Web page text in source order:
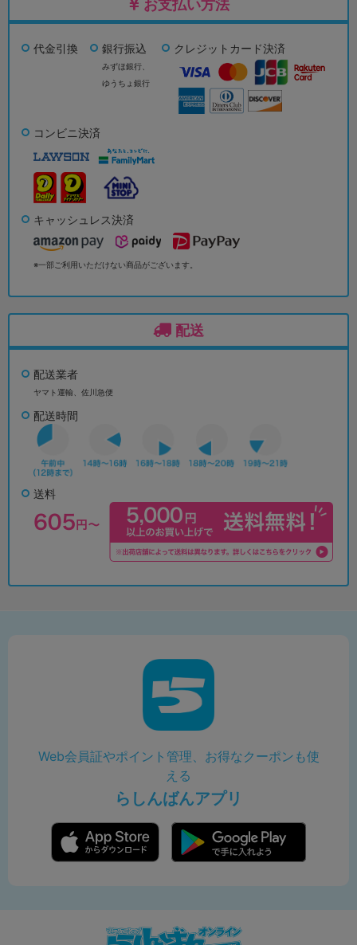
お支払い方法
代金引換 銀行振込
みずほ銀行、
ゆうちょ銀行
クレジットカード決済
コンビニ決済
キャッシュレス決済
※一部ご利用いただけない商品がございます。
配送
配送業者
ヤマト運輸、佐川急便
配送時間
送料
Web会員証やポイント管理、お得なクーポンも使
える
らしんばんアプリ